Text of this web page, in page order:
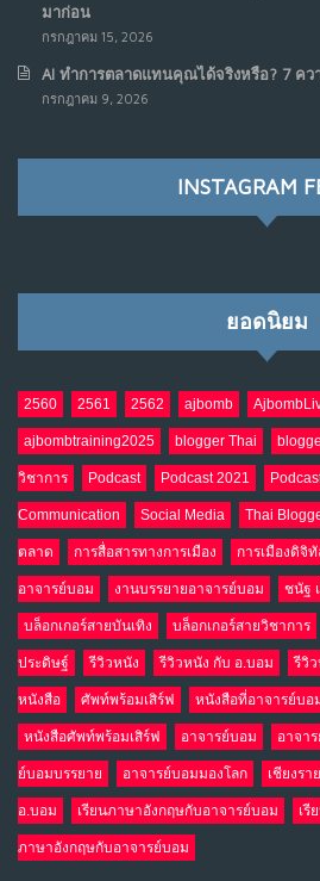
7
เมื่อรัฐบาลเริ่มคิดแบบแพลตฟอร์
ราชการไปตลอดกาล
NO COMMENTS
เมื่อโลกออนไลน์ กลายเป็น“ศาลเ
9
NO COMMENTS
10 อินโดนีเซีย กับเกมอำนาจที่มองไ
เม.ย. 19, 2026
NO COMMENTS
มาก่อน
กรกฎาคม 15, 2026
AI ทำการตลาดแทนคุณได้จริงหรือ? 7 คว
กรกฎาคม 9, 2026
INSTAGRAM
ยอดนิยม
2560 2561 2562 ajbomb
ajbombtraining2025 blogger Thai
วิชาการ Podcast Podcast 2021
Communication Social Media Thai
ตลาด การสื่อสารทางการเมือง การเมืองดิจิ
อาจารย์บอม งานบรรยายอาจารย์บอม ชนัฐ
บล็อกเกอร์สายบันเทิง บล็อกเกอร์สายวิชาการ
ประดิษฐ์ รีวิวหนัง รีวิวหนัง กับ อ.บอม รีวิ
หนังสือ ศัพท์พร้อมเสิร์ฟ หนังสือที่อาจารย์บอ
หนังสือศัพท์พร้อมเสิร์ฟ อาจารย์บอม อาจา
ย์บอมบรรยาย อาจารย์บอมมองโลก เชียงราย
อ.บอม เรียนภาษาอังกฤษกับอาจารย์บอม เรี
ภาษาอังกฤษกับอาจารย์บอม